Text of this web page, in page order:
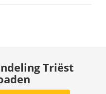
Triëst